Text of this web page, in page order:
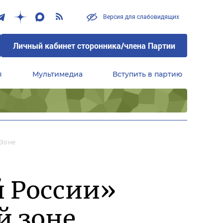
Версия для слабовидящих
Личный кабинет сторонника/члена Партии
Мультимедиа Вступить в партию
России»